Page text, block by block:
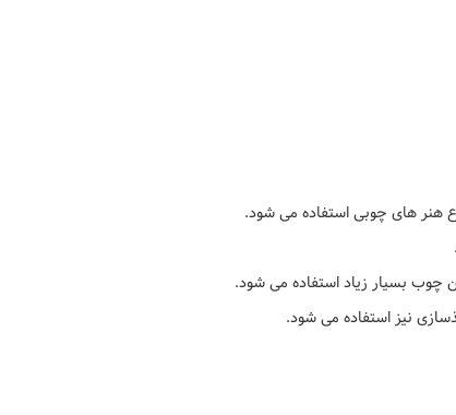
هنر های چوبی استفاده می شود.
چوب بسیار زیاد استفاده می شود.
نیز استفاده می شود.